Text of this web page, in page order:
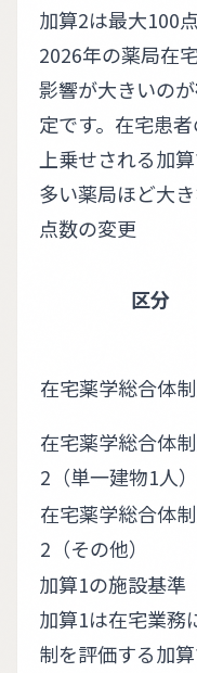
加算2は最大100点
2026年の薬局在
影響が大きいのが
定です。在宅患
上乗せされる加
多い薬局ほど大
点数の変更
区分
在宅薬学総合体
在宅薬学総合体
2（単一建物1人）
在宅薬学総合体
2（その他）
加算1の施設基準
加算1は在宅業務
制を評価する加算